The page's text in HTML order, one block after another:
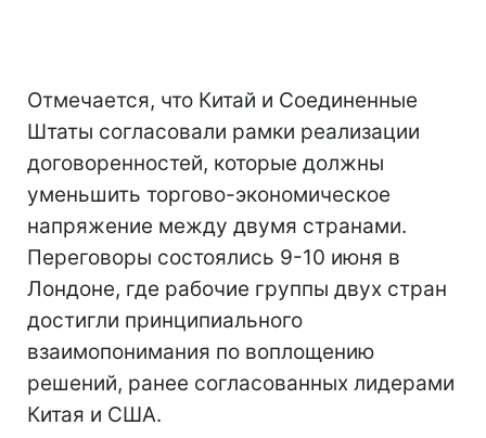
Отмечается, что Китай и Соединенные
Штаты согласовали рамки реализации
договоренностей, которые должны
уменьшить торгово-экономическое
напряжение между двумя странами.
Переговоры состоялись 9-10 июня в
Лондоне, где рабочие группы двух стран
достигли принципиального
взаимопонимания по воплощению
решений, ранее согласованных лидерами
Китая и США.